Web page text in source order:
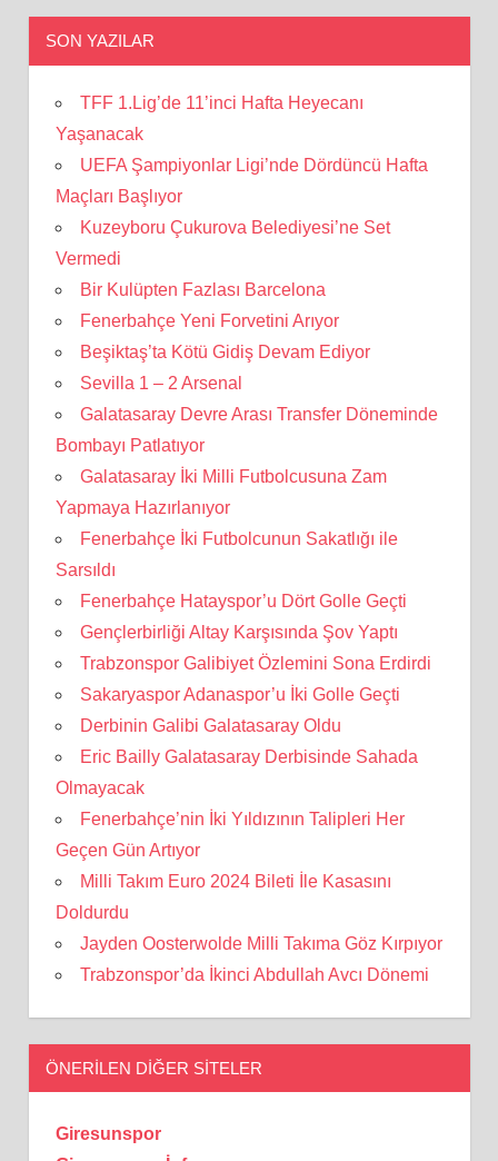
SON YAZILAR
TFF 1.Lig’de 11’inci Hafta Heyecanı
Yaşanacak
UEFA Şampiyonlar Ligi’nde Dördüncü Hafta
Maçları Başlıyor
Kuzeyboru Çukurova Belediyesi’ne Set
Vermedi
Bir Kulüpten Fazlası Barcelona
Fenerbahçe Yeni Forvetini Arıyor
Beşiktaş’ta Kötü Gidiş Devam Ediyor
Sevilla 1 – 2 Arsenal
Galatasaray Devre Arası Transfer Döneminde
Bombayı Patlatıyor
Galatasaray İki Milli Futbolcusuna Zam
Yapmaya Hazırlanıyor
Fenerbahçe İki Futbolcunun Sakatlığı ile
Sarsıldı
Fenerbahçe Hatayspor’u Dört Golle Geçti
Gençlerbirliği Altay Karşısında Şov Yaptı
Trabzonspor Galibiyet Özlemini Sona Erdirdi
Sakaryaspor Adanaspor’u İki Golle Geçti
Derbinin Galibi Galatasaray Oldu
Eric Bailly Galatasaray Derbisinde Sahada
Olmayacak
Fenerbahçe’nin İki Yıldızının Talipleri Her
Geçen Gün Artıyor
Milli Takım Euro 2024 Bileti İle Kasasını
Doldurdu
Jayden Oosterwolde Milli Takıma Göz Kırpıyor
Trabzonspor’da İkinci Abdullah Avcı Dönemi
ÖNERILEN DIĞER SITELER
Giresunspor